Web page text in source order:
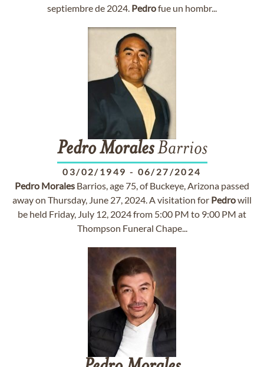
septiembre de 2024. Pedrofue un hombr...
Pedro MoralesBarrios
03/02/1949 - 06/27/2024
Pedro Morales Barrios, age 75, of Buckeye, Arizona passed
away on Thursday, June 27, 2024. A visitation for Pedrowill
be held Friday, July 12, 2024 from 5:00 PM to 9:00 PM at
Thompson Funeral Chape...